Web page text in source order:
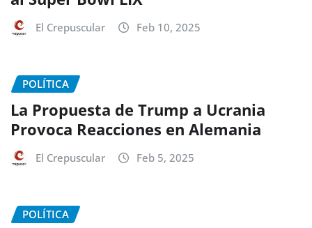
El Crepuscular Feb 10, 2025
POLÍTICA
La Propuesta de Trump a Ucrania
Provoca Reacciones en Alemania
El Crepuscular Feb 5, 2025
POLÍTICA